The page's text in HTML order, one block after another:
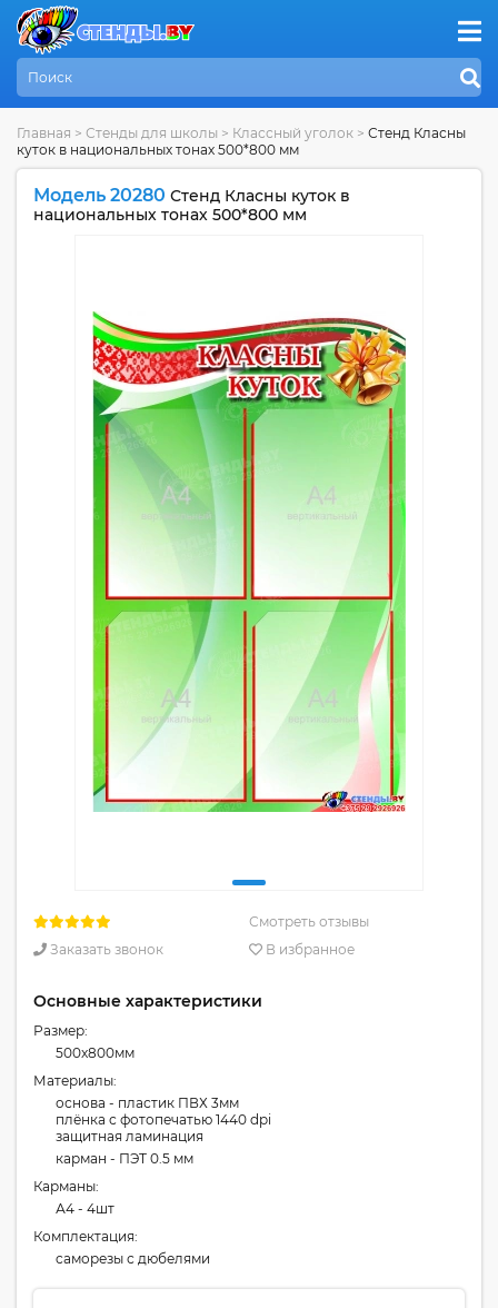
Главная > Стенды для школы > Классный уголок > Стенд Класны
куток в национальных тонах 500*800 мм
Модель 20280 Стенд Класны куток в
национальных тонах 500*800 мм
Смотреть отзывы
Заказать звонок
В избранное
Основные характеристики
Размер:
500x800мм
Материалы:
основа - пластик ПВХ 3мм
плёнка с фотопечатью 1440 dpi
защитная ламинация
карман - ПЭТ 0.5 мм
Карманы:
А4 - 4шт
Комплектация:
cаморезы с дюбелями